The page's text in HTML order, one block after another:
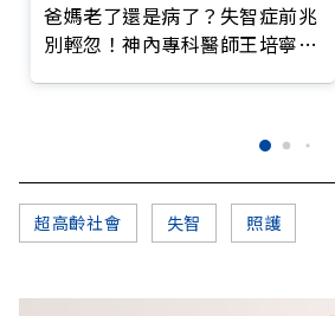
爸媽老了還是病了？失智症前兆
別輕忽！神內專科醫師王培寧呼
超高齡社會 失智 照護